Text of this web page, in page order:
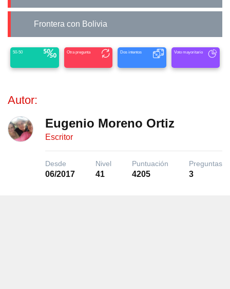
Frontera con Bolivia
50-50 Otra pregunta Dos intentos Voto mayoritario
Autor:
Eugenio Moreno Ortiz
Escritor
Desde
06/2017
Nivel
41
Puntuación
4205
Preguntas
3